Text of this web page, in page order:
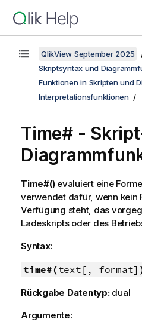
QlikView September 2025
Skriptsyntax und
Funktionen in Skripten und
Interpretationsfunktionen
Time# -
Time#()evaluiert eine
verwendet dafür, wenn kein
Verfügung steht, das
Ladeskripts oder des
Syntax:
time#(text[, format]
Rückgabe Datentyp: dual
Argumente: